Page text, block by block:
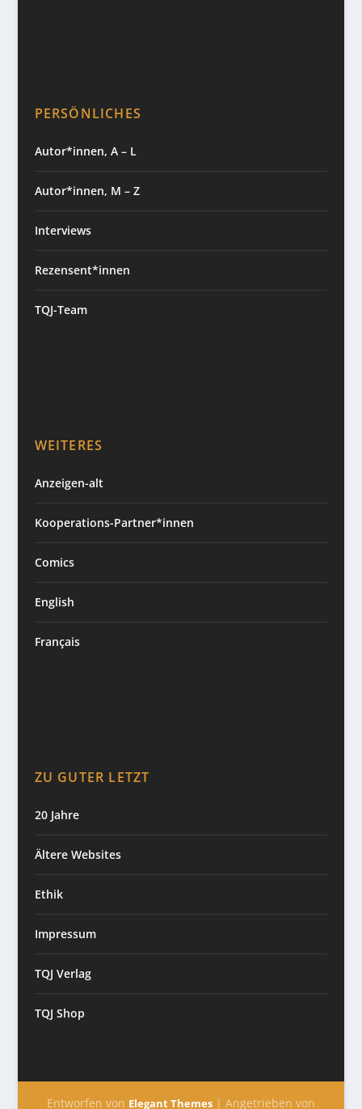
PERSÖNLICHES
Autor*innen, A – L
Autor*innen, M – Z
Interviews
Rezensent*innen
TQJ-Team
WEITERES
Anzeigen-alt
Kooperations-Partner*innen
Comics
English
Français
ZU GUTER LETZT
20 Jahre
Ältere Websites
Ethik
Impressum
TQJ Verlag
TQJ Shop
Entworfen von Elegant Themes| Angetrieben von